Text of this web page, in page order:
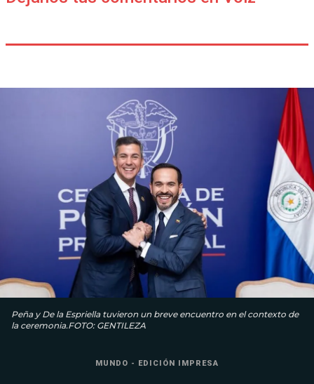
Peña y De la Espriella tuvieron un breve encuentro en el contexto de
la ceremonia.FOTO: GENTILEZA
MUNDO - EDICIÓN IMPRESA